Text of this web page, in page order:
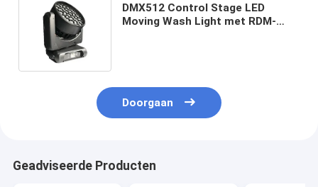
DMX512 Control Stage LED
Moving Wash Light met RDM-
Doorgaan
Geadviseerde Producten